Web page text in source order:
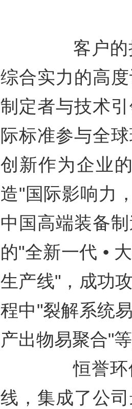
客户的持
综合实力的高
制定者与技术
际标准参与全
创新作为企业
造"国际影响力
中国高端装备
的"全新一代 •
生产线"，成功
程中"裂解系统
产出物易聚合"
恒誉环保
线，集成了公